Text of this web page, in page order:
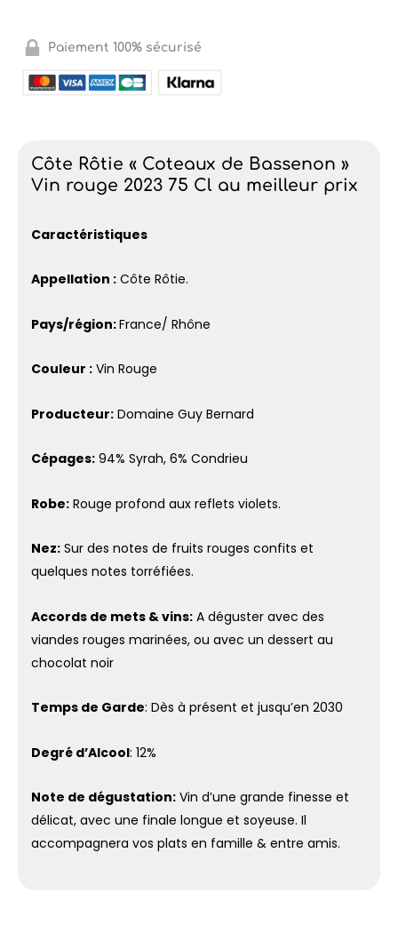
Paiement 100% sécurisé
Côte Rôtie « Coteaux de Bassenon »
Vin rouge 2023 75 Cl au meilleur prix
Caractéristiques
Appellation : Côte Rôtie.
Pays/région:France/ Rhône
Couleur : Vin Rouge
Producteur: Domaine Guy Bernard
Cépages: 94% Syrah, 6% Condrieu
Robe: Rouge profond aux reflets violets.
Nez: Sur des notes de fruits rouges confits et
quelques notes torréfiées.
Accords de mets & vins: A déguster avec des
viandes rouges marinées, ou avec un dessert au
chocolat noir
Temps de Garde: Dès à présent et jusqu’en 2030
Degré d’Alcool: 12%
Note de dégustation: Vin d’une grande finesse et
délicat, avec une finale longue et soyeuse. Il
accompagnera vos plats en famille & entre amis.